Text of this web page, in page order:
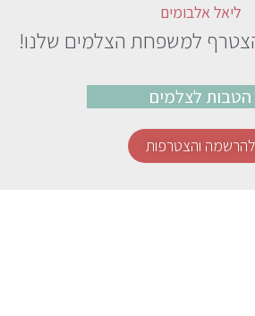
ליאל אלבומים
למשפחת הצלמים שלנו!
הטבות לצלמים
להרשמה והצטרפות